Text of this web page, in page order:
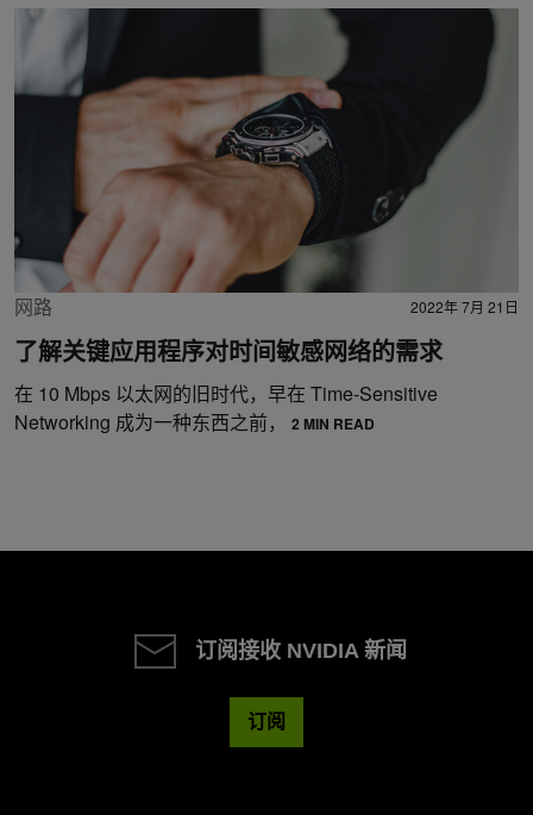
网路 2022年 7月 21日
了解关键应用程序对时间敏感网络的需求
在 10 Mbps 以太网的旧时代，早在 Time-Sensitive
Networking 成为一种东西之前，
2 MIN READ
订阅接收 NVIDIA 新闻
订阅